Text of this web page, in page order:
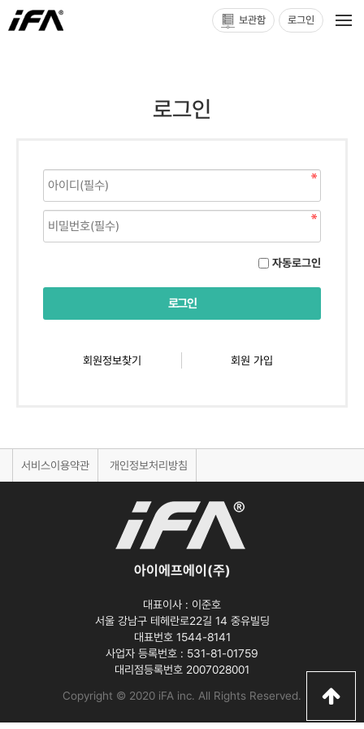
보관함 로그인
로그인
자동로그인
회원정보찾기 회원 가입
서비스이용약관 개인정보처리방침
아이에프에이(주)
대표이사 : 이준호
서울 강남구 테헤란로22길 14 중유빌딩
대표번호 1544-8141
사업자 등록번호 : 531-81-01759
대리점등록번호 2007028001
Copyright © 2020 iFA inc. All Rights Reserved.